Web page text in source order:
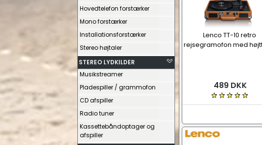
Hovedtelefon forstærker
Mono forstærker
Installationsforstærker
Stereo højtaler
STEREO LYDKILDER
Musikstreamer
Pladespiller / grammofon
CD afspiller
Radio tuner
Kassettebåndoptager og
afspiller
Lenco TT-10 retro
rejsegramofon med
489 DKK